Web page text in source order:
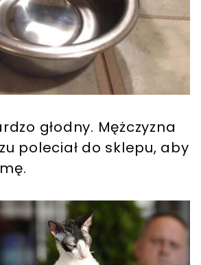
głodny. Mężczyzna
poleciał do sklepu, aby